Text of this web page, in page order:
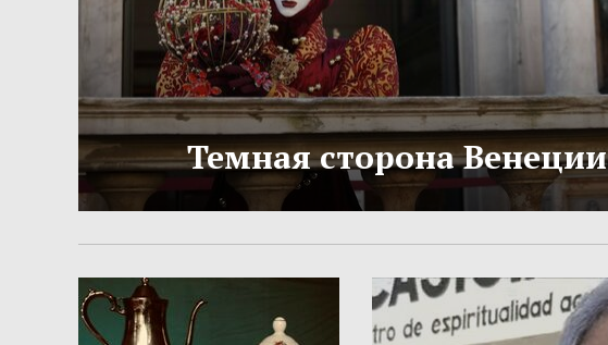
Темная сторона Венеции